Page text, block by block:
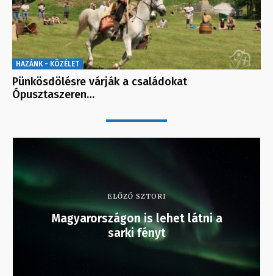
HAZÁNK - KÖZÉLET
Pünkösdölésre várják a családokat
Ópusztaszeren…
ELŐZŐ SZTORI
Magyarországon is lehet látni a
sarki fényt